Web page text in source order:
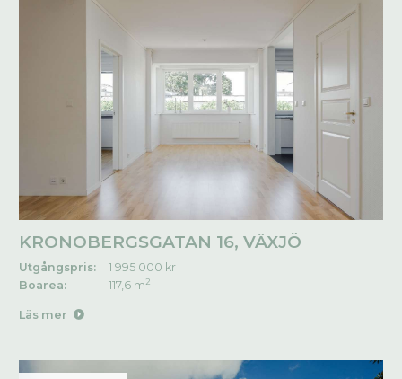
KRONOBERGSGATAN 16, VÄXJÖ
Utgångspris:
1 995 000 kr
Boarea:
117,6 m2
Läs mer